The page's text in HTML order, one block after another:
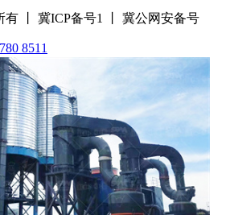
丨 冀ICP备号1 丨 冀公网安备号
8511